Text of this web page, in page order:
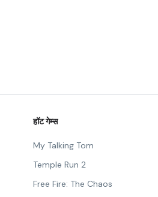
हॉट गेम्स
My Talking Tom
Temple Run 2
Free Fire: The Chaos